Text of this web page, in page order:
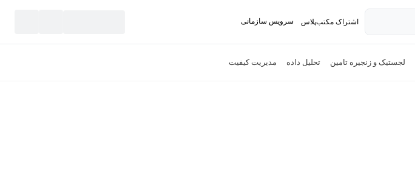
اشتراک مکتب‌پلاس سرویس سازمانی
لجستیک و زنجیره تامین تحلیل داده مدیریت کیفیت